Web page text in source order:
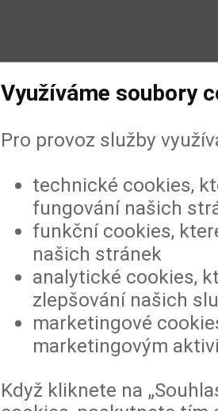
Využíváme soubory
Pro provoz služby
technické cookies,
fungování našich
funkční cookies,
našich stránek
analytické cookies,
zlepšování našich
marketingové
marketingovým
Když kliknete na